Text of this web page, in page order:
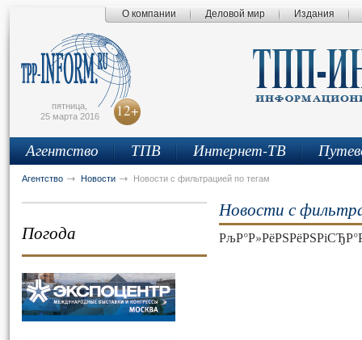
О компании Деловой мир Издания
пятница,
25 марта 2016
12+
Агентство ТПВ Интернет-ТВ
Агентство Новости Новости с фильтрацией по тегам
Погода
Новости с